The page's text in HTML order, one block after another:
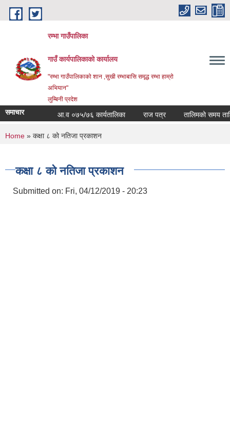
Skip to main content
रम्भा गाउँपालिका
गाउँ कार्यपालिकाको कार्यालय
"रम्भा गाउँपालिकाको शान ,सुखी रम्भाबासि समृद्ध रम्भा हाम्रो
अभियान"
लुम्बिनी प्रदेश
समाचार आ.व ०७५/७६ कार्यतालिका राज पत्र तालिमको समय तालिका
You are here
Home » कक्षा ८ को नतिजा प्रकाशन
कक्षा ८ को नतिजा प्रकाशन
Submitted on: Fri, 04/12/2019 - 20:23